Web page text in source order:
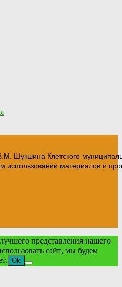
Шукшина Клетского
использовании материалов и
представления нашего
сайт, мы будем
Ok